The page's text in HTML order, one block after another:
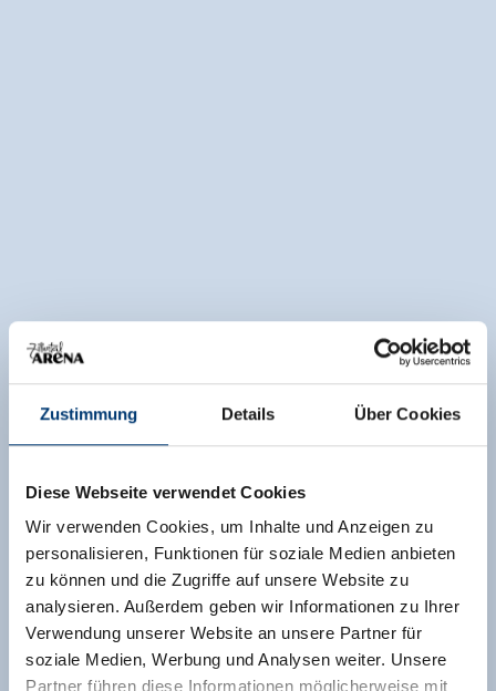
Zustimmung Details Über Cookies
Diese Webseite verwendet Cookies
Wir verwenden Cookies, um Inhalte und Anzeigen zu
personalisieren, Funktionen für soziale Medien anbieten
zu können und die Zugriffe auf unsere Website zu
analysieren. Außerdem geben wir Informationen zu Ihrer
Verwendung unserer Website an unsere Partner für
soziale Medien, Werbung und Analysen weiter. Unsere
Partner führen diese Informationen möglicherweise mit